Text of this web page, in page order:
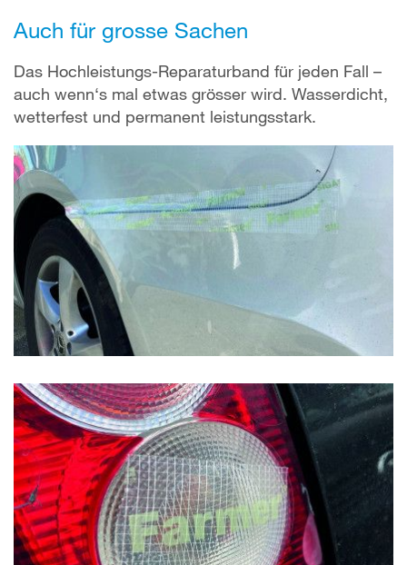
Auch für grosse Sachen
Das Hochleistungs-Reparaturband für jeden Fall –
auch wenn‘s mal etwas grösser wird. Wasserdicht,
wetterfest und permanent leistungsstark.